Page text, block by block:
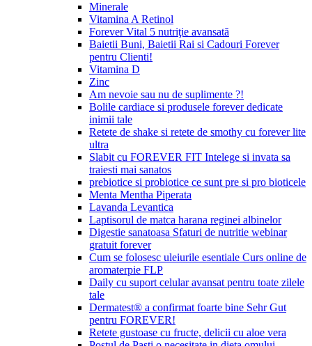
Minerale
Vitamina A Retinol
Forever Vital 5 nutriţie avansată
Baietii Buni, Baietii Rai si Cadouri Forever
pentru Clienti!
Vitamina D
Zinc
Am nevoie sau nu de suplimente ?!
Bolile cardiace si produsele forever dedicate
inimii tale
Retete de shake si retete de smothy cu forever lite
ultra
Slabit cu FOREVER FIT Intelege si invata sa
traiesti mai sanatos
prebiotice si probiotice ce sunt pre si pro bioticele
Menta Mentha Piperata
Lavanda Levantica
Laptisorul de matca harana reginei albinelor
Digestie sanatoasa Sfaturi de nutritie webinar
gratuit forever
Cum se folosesc uleiurile esentiale Curs online de
aromaterpie FLP
Daily cu suport celular avansat pentru toate zilele
tale
Dermatest® a confirmat foarte bine Sehr Gut
pentru FOREVER!
Retete gustoase cu fructe, delicii cu aloe vera